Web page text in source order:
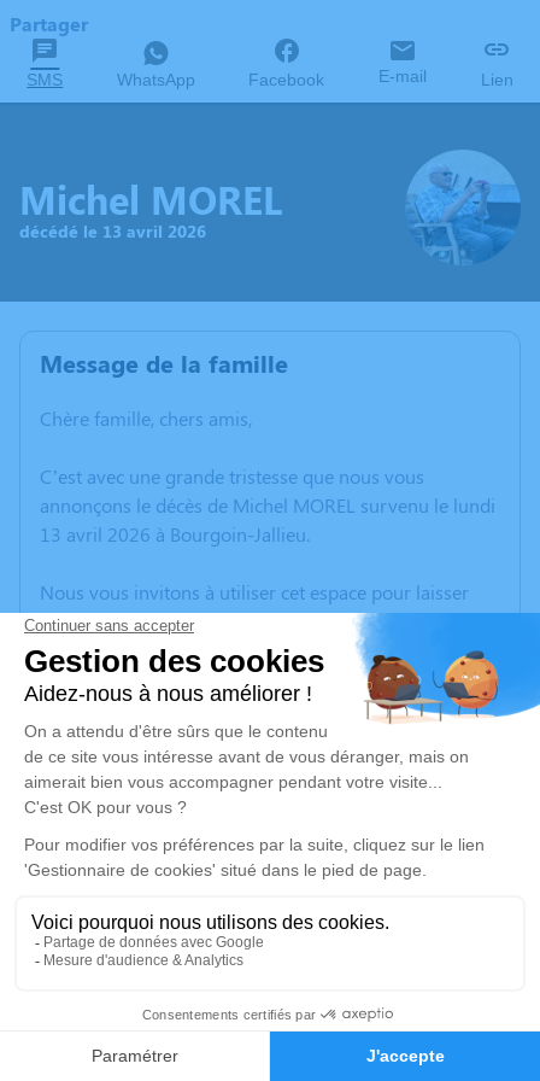
Faire-part Hommages
Partager
SMS WhatsApp Facebook E-mail Lien
Michel MOREL
décédé le 13 avril 2026
Message de la famille
Chère famille, chers amis,
C’est avec une grande tristesse que nous vous
annonçons le décès de Michel MOREL survenu le lundi
13 avril 2026 à Bourgoin-Jallieu.
Nous vous invitons à utiliser cet espace pour laisser
vos condoléances, partager des photos souvenirs, une
anecdote ou exprimer vos pensées à travers des
poèmes ou des textes. Cet endroit est un lieu
d'expression dédié à honorer la mémoire de Michel
MOREL.
Un service de plantation d’arbre hommage est
disponible ici.
Je rends hommage
Cérémonie
Crématorium de BLYES
01150 Blyes